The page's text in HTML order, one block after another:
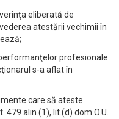
eliberată de
atestării vechimii în
profesionale
s-a aflat în
care să ateste
alin.(1), lit.(d) dom O.U.